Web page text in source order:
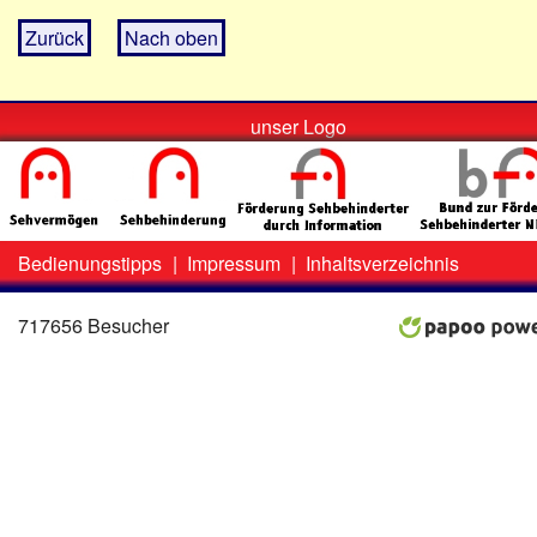
Zurück Nach oben
unser Logo
Zweit-
Menü
Bedienungstipps | Impressum | Inhaltsverzeichnis
717656 Besucher